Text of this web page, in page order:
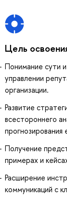
Цель
Понимание сути
управлении
организации.
Развитие
всестороннего
прогнозирования
Получение
примерах и
Расширение
коммуникаций с